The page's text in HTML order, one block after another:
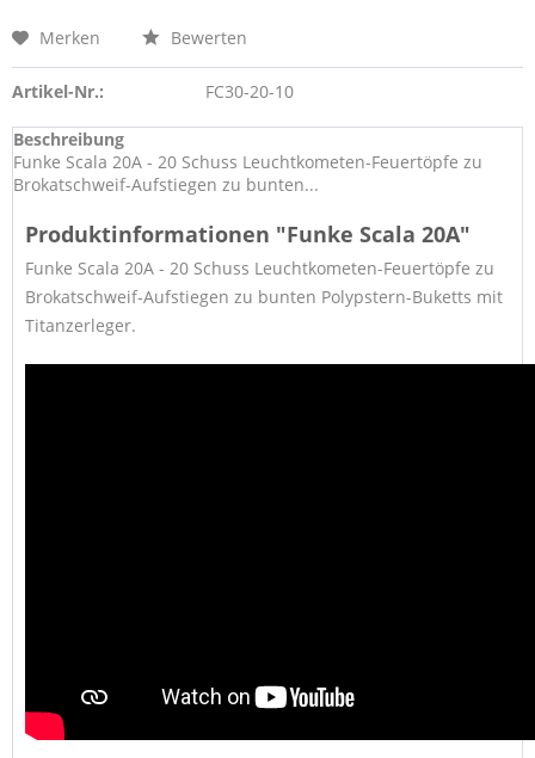
Merken Bewerten
Artikel-Nr.: FC30-20-10
Beschreibung
Funke Scala 20A - 20 Schuss Leuchtkometen-Feuertöpfe zu
Brokatschweif-Aufstiegen zu bunten...
Produktinformationen "Funke Scala 20A"
Funke Scala 20A - 20 Schuss Leuchtkometen-Feuertöpfe zu
Brokatschweif-Aufstiegen zu bunten Polypstern-Buketts mit
Titanzerleger.